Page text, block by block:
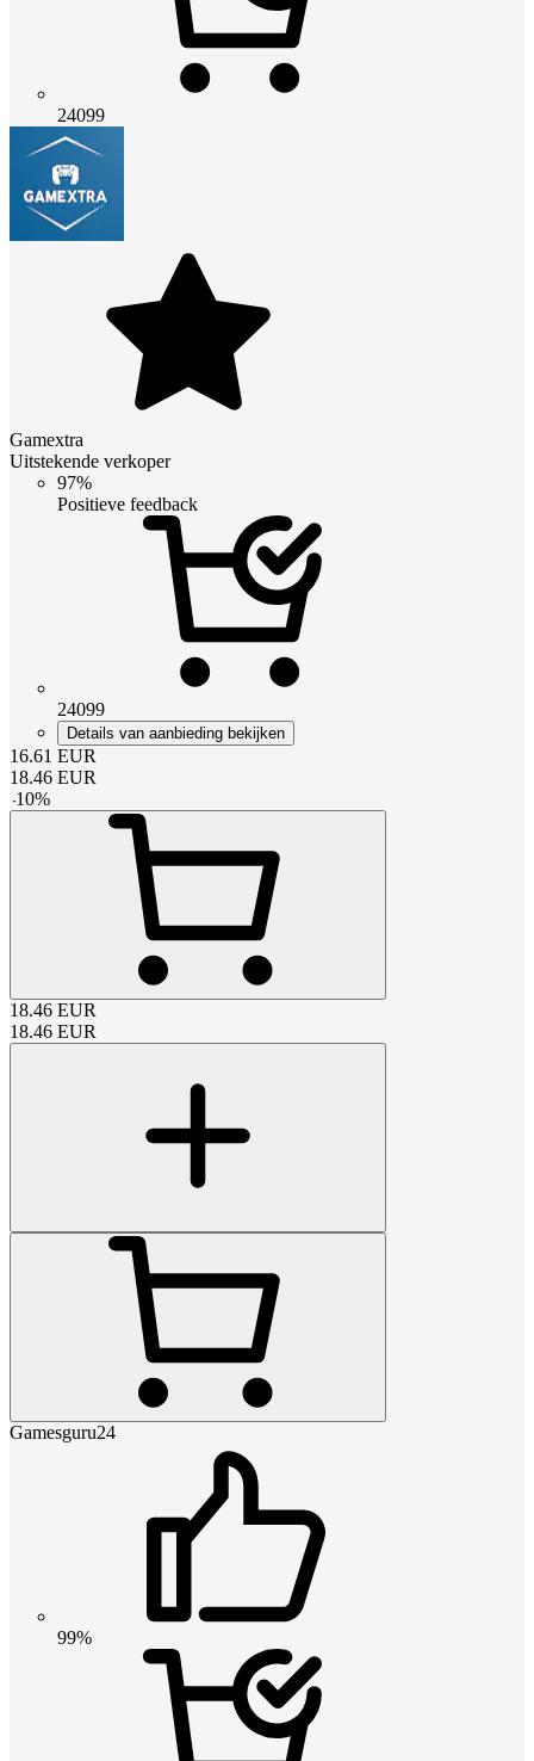
24099
Gamextra
Uitstekende verkoper
97%
Positieve feedback
24099
Details van aanbieding bekijken
16.61 EUR
18.46 EUR
-10%
18.46 EUR
18.46 EUR
Gamesguru24
99%